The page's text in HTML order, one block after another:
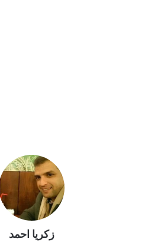
زكريا احمد